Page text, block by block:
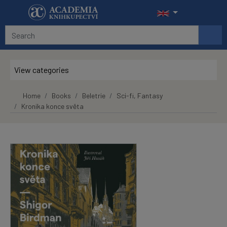
Skip to main content
View categories
Home Books Beletrie
Sci-fi, Fantasy
Kronika konce světa